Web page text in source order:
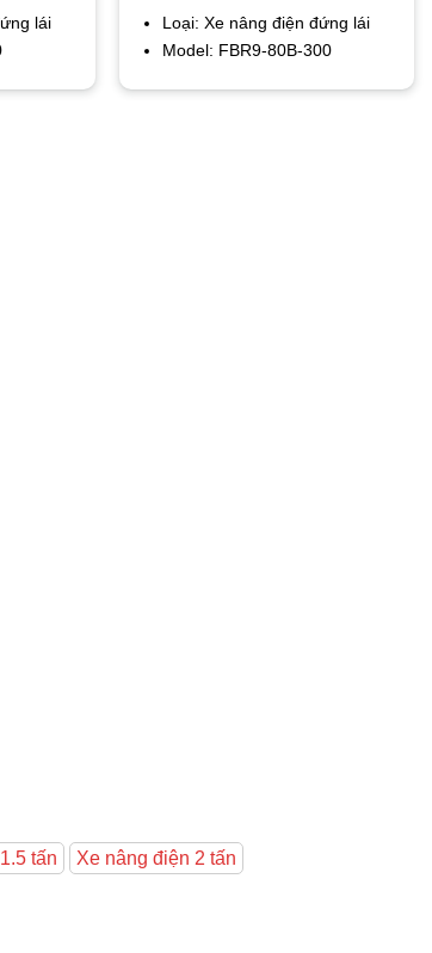
lái
Loại: Xe nâng điện đứng lái
Model: FBR9-80B-300
tấn Xe nâng điện 2 tấn